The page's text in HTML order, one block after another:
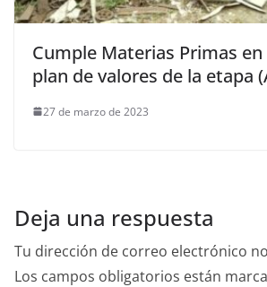
Cumple Materias Primas en
plan de valores de la etapa
27 de marzo de 2023
Deja una respuesta
Tu dirección de correo electrónico
Los campos obligatorios están